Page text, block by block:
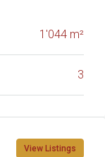
1'044 m²
3
View Listings